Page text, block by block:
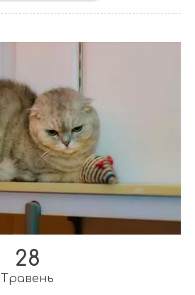
28
Травень